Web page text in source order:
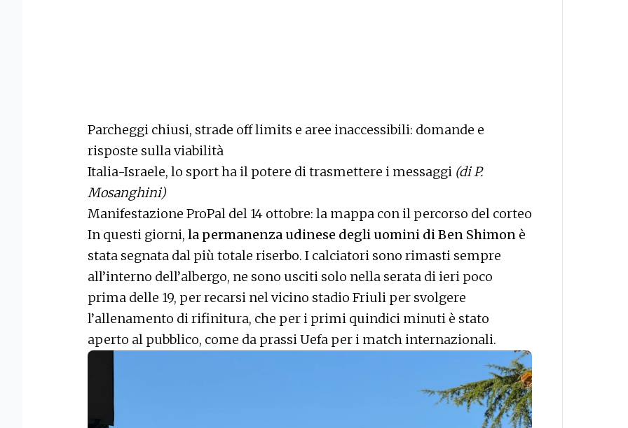
Parcheggi chiusi, strade off limits e aree inaccessibili: domande e
risposte sulla viabilità
Italia-Israele, lo sport ha il potere di trasmettere i messaggi (di P.
Mosanghini)
Manifestazione ProPal del 14 ottobre: la mappa con il percorso del corteo
In questi giorni, la permanenza udinese degli uomini di Ben Shimon è
stata segnata dal più totale riserbo. I calciatori sono rimasti sempre
all’interno dell’albergo, ne sono usciti solo nella serata di ieri poco
prima delle 19, per recarsi nel vicino stadio Friuli per svolgere
l’allenamento di rifinitura, che per i primi quindici minuti è stato
aperto al pubblico, come da prassi Uefa per i match internazionali.